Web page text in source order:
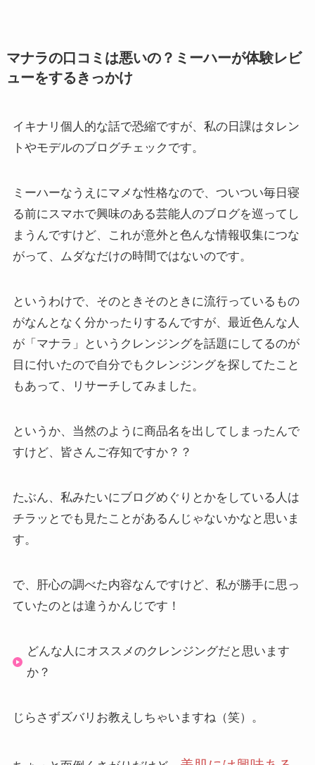
マナラの口コミは悪いの？ミーハーが体験レビ
ューをするきっかけ
イキナリ個人的な話で恐縮ですが、私の日課はタレン
トやモデルのブログチェックです。
ミーハーなうえにマメな性格なので、ついつい毎日寝
る前にスマホで興味のある芸能人のブログを巡ってし
まうんですけど、これが意外と色んな情報収集につな
がって、ムダなだけの時間ではないのです。
というわけで、そのときそのときに流行っているもの
がなんとなく分かったりするんですが、最近色んな人
が「 マナラ 」というクレンジングを話題にしてるのが
目に付いたので自分でもクレンジングを探してたこと
もあって、リサーチしてみました。
というか、当然のように商品名を出してしまったんで
すけど、皆さんご存知ですか？？
たぶん、私みたいにブログめぐりとかをしている人は
チラッとでも見たことがあるんじゃないかなと思いま
す。
で、肝心の調べた内容なんですけど、私が勝手に思っ
ていたのとは違うかんじです！
どんな人にオススメのクレンジングだと思います
か？
じらさずズバリお教えしちゃいますね（笑）。